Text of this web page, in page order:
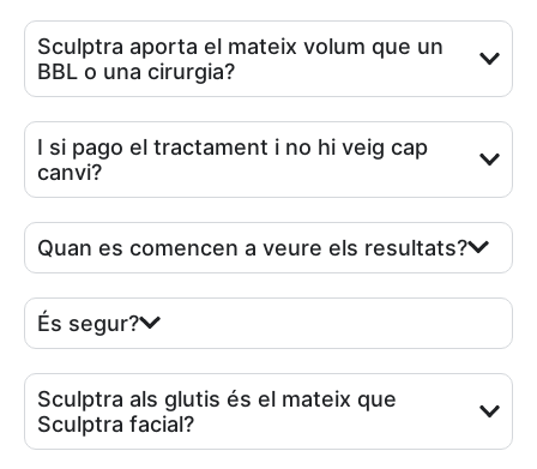
Sculptra aporta el mateix volum que un
BBL o una cirurgia?
I si pago el tractament i no hi veig cap
canvi?
Quan es comencen a veure els resultats?
És segur?
Sculptra als glutis és el mateix que
Sculptra facial?